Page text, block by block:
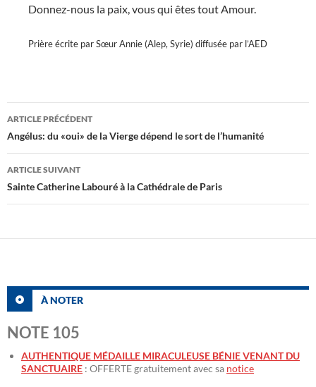
Donnez-nous la paix, vous qui êtes tout Amour.
Prière écrite par Sœur Annie (Alep, Syrie) diffusée par l’AED
Navigation
des
articles
ARTICLE PRÉCÉDENT
Angélus: du «oui» de la Vierge dépend le sort de l’humanité
ARTICLE SUIVANT
Sainte Catherine Labouré à la Cathédrale de Paris
À NOTER
NOTE 105
AUTHENTIQUE MÉDAILLE MIRACULEUSE BÉNIE VENANT DU
SANCTUAIRE : OFFERTE gratuitement avec sa notice